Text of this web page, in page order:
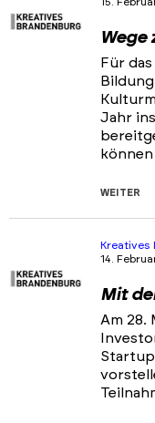
Portfolios
Veranstaltungen &
Wege
Für
Jahr
WEITER
Kreatives
14.
Mit
Am 28.